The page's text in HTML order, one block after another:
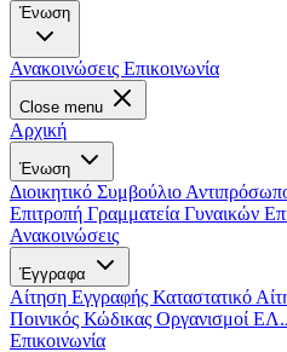
Ένωση
Ανακοινώσεις Επικοινωνία
Close menu
Αρχική
Ένωση
Διοικητικό Συμβούλιο
Επιτροπή Γραμματεία Γυναικών
Ανακοινώσεις
Έγγραφα
Αίτηση Εγγραφής Καταστατικό
Ποινικός Κώδικας Οργανισμοί
Επικοινωνία